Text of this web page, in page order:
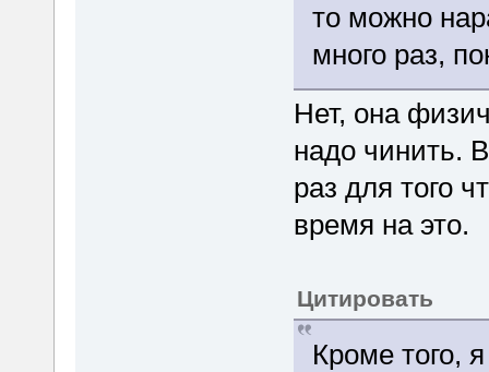
то можно
много раз,
Нет, она
надо чинить.
раз для того
время на это.
Цитировать
Кроме того,